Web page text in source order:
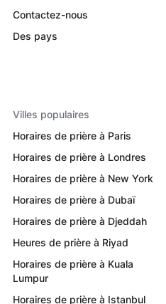
Contactez-nous
Des pays
Villes populaires
Horaires de prière à Paris
Horaires de prière à Londres
Horaires de prière à New York
Horaires de prière à Dubaï
Horaires de prière à Djeddah
Heures de prière à Riyad
Horaires de prière à Kuala
Lumpur
Horaires de prière à Istanbul